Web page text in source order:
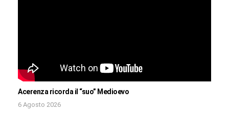
Acerenza ricorda il “suo” Medioevo
6 Agosto 2026